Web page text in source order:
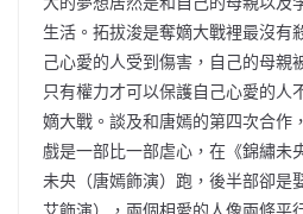
生活。拓拔浚是奪嫡大戰裡最沒有
己心愛的人受到傷害，自己的母親
只有權力才可以保護自己心愛的人
嫡大戰。談及和唐嫣的第四次合作
戲是一部比一部虐心，在《錦繡未
未央（唐嫣飾演）跑，後半部卻是